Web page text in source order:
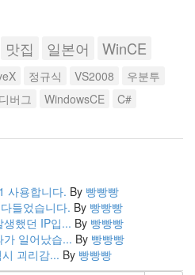
맛집 일본어
WinCE
정규식 VS2008
우분투
디버그 WindowsCE
C#
사용합니다. By 빵빵빵
들었습니다. By 빵빵빵
했던 IP입... By 빵빵빵
일어났습... By 빵빵빵
괴리감... By 빵빵빵